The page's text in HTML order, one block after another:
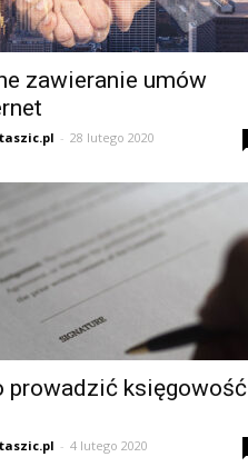
zawieranie umów
- 28 lutego 2020
prowadzić księgowość
- 4 lutego 2020